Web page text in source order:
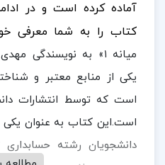
آماده کرده است و در
کتاب را به شما معرفی
میانه ۱» به نویسندگی
یکی از منابع معتبر و
است که توسط انتشارات
است.این کتاب به عنوان یکی
دانشجویان رشته